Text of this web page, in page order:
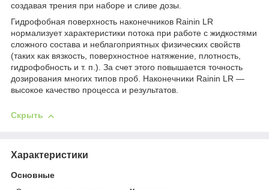
создавая трения при наборе и сливе дозы.
Гидрофобная поверхность наконечников Rainin LR
нормализует характеристики потока при работе с жидкостями
сложного состава и неблагоприятных физических свойств
(таких как вязкость, поверхностное натяжение, плотность,
гидрофобность и т. п.). За счет этого повышается точность
дозирования многих типов проб. Наконечники Rainin LR —
высокое качество процесса и результатов.
Скрыть
Характеристики
Основные